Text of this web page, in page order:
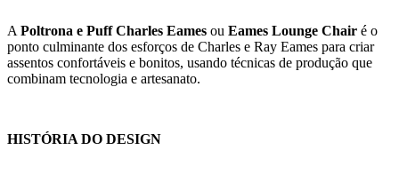
A Poltrona e Puff Charles Eames ou Eames Lounge Chair é o
ponto culminante dos esforços de Charles e Ray Eames para criar
assentos confortáveis e bonitos, usando técnicas de produção que
combinam tecnologia e artesanato.
HISTÓRIA DO DESIGN